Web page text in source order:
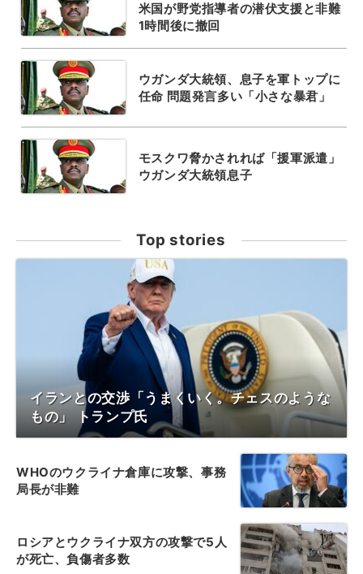
米国が野党指導者の潜伏支援と非難
1時間後に撤回
ウガンダ大統領、息子を軍トップに
任命 問題発言多い「小さな暴君」
モスクワ脅かされれば「援軍派遣」
ウガンダ大統領息子
Top stories
イランとの交渉「うまくいく。チェスのような
もの」 トランプ氏
WHOのウクライナ倉庫に攻撃、事務
局長が非難
ロシアとウクライナ双方の攻撃で5人
が死亡、負傷者多数